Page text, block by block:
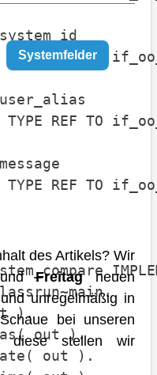
REF TO
REF TO
REF TO
).
out ).
out ).
Systemfelder
des Artikels? Wir
Freitagneuen
unregelmäßig in
bei unseren
diese stellen wir